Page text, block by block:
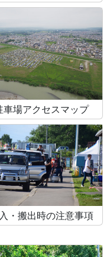
車場アクセスマップ
・搬出時の注意事項